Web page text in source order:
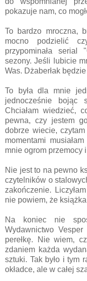
pokazuje nam, co
To bardzo mroczna,
mocno podzielić
przypominała serial
sezony. Jeśli lubicie
Was. Dżaberłak
To była dla mnie
jednocześnie bojąc
Chciałam wiedzieć,
pewna, czy jestem
dobrze wiecie,
momentami
mnie ogrom przemocy
Nie jest to na pewno
czytelników o
zakończenie.
nie powiem, że książka
Na koniec nie
Wydawnictwo
perełkę. Nie wiem,
zdaniem każda
sztuki. Tak było i tym
okładce, ale w całej